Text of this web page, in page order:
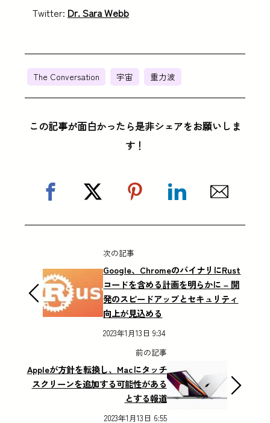
Twitter: Dr. Sara Webb
The Conversation 宇宙 重力波
この記事が面白かったら是非シェアをお願いしま
す！
次の記事
Google、ChromeのバイナリにRust
コードを含める計画を明らかに – 開
発のスピードアップとセキュリティ
向上が見込める
2023年1月13日 9:34
前の記事
Appleが方針を転換し、Macにタッチ
スクリーンを追加する可能性がある
とする報道
2023年1月13日 6:55